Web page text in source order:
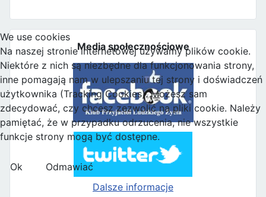
Media społecznościowe
We use cookies
Na naszej stronie internetowej używamy plików cookie.
Niektóre z nich są niezbędne dla funkcjonowania strony,
inne pomagają nam w ulepszaniu tej strony i doświadczeń
użytkownika (Tracking Cookies). Możesz sam
zdecydować, czy chcesz zezwolić na pliki cookie. Należy
pamiętać, że w przypadku odrzucenia, nie wszystkie
funkcje strony mogą być dostępne.
Ok
Odmawiać
Dalsze informacje